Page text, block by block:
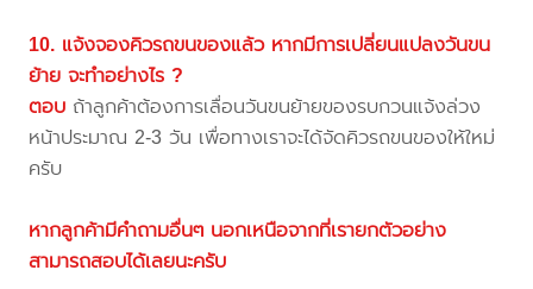
10. แจ้งจองคิวรถขนของแล้ว หากมีการเปลี่ยนแปลงวันขน
ย้าย จะทำอย่างไร ?
ตอบ ถ้าลูกค้าต้องการเลื่อนวันขนย้ายของรบกวนแจ้งล่วง
หน้าประมาณ 2-3 วัน เพื่อทางเราจะได้จัดคิวรถขนของให้ใหม่
ครับ
หากลูกค้ามีคำถามอื่นๆ นอกเหนือจากที่เรายกตัวอย่าง
สามารถสอบได้เลยนะครับ